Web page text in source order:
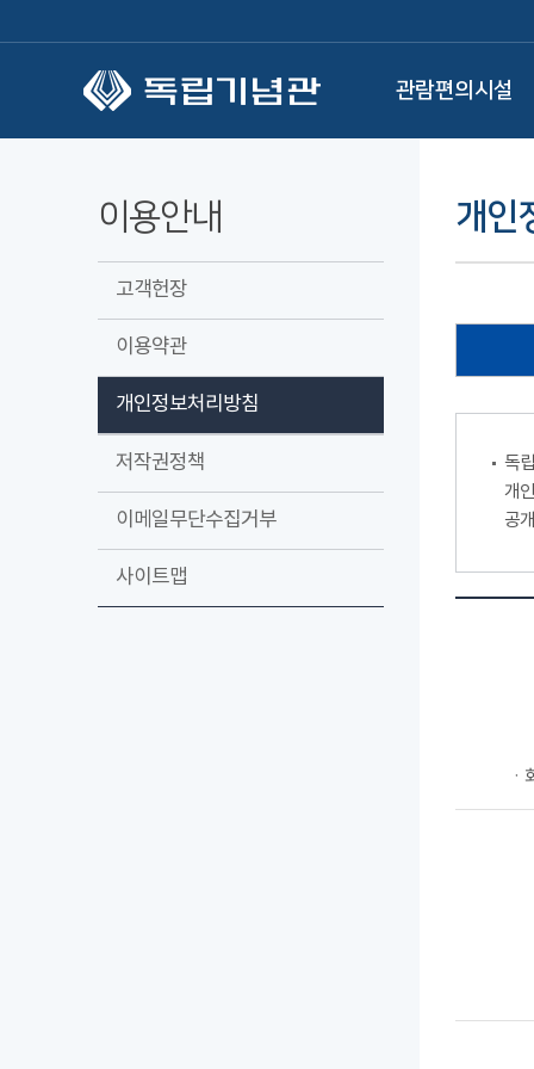
관람편의시설
이용안내
고객헌장
이용약관
개인정보처리방침
저작권정책
이메일무단수집거부
사이트맵
개인
독
개
공
ㆍ